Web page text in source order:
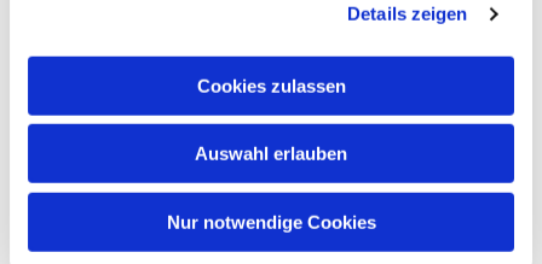
Details zeigen
Cookies zulassen
Auswahl erlauben
Nur notwendige Cookies